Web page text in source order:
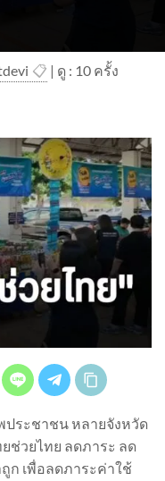
📋 | ดู : 10ครั้ง
ประชาชน หลายจังหวัด
ช่วยไทย ลดภาระ ลด
ก เพื่อลดภาระค่าใช้